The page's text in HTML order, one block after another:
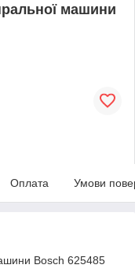
машини
Оплата Умови
Bosch 625485